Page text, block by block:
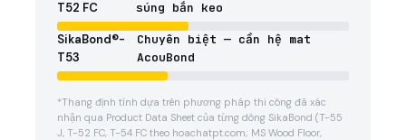
T52 FC
súng bắn keo
SikaBond®-
T53
Chuyên biệt — cần hệ mat
AcouBond
*Thang định tính dựa trên phương pháp thi công đã xác
nhận qua Product Data Sheet của từng dòng SikaBond (T-55
J, T-52 FC, T-54 FC theo hoachatpt.com; MS Wood Floor,